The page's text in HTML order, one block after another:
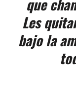
que
Les
bajo la